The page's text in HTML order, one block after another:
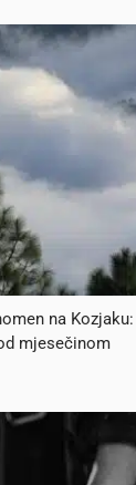
na
mjesečinom